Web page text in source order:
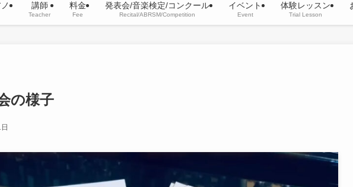
講師
Teacher
料金
Fee
発表会/音楽検定/コンクール
Recital/ABRSM/Competition
イベント
Event
体験レッスン
Trial Lesson
の様子